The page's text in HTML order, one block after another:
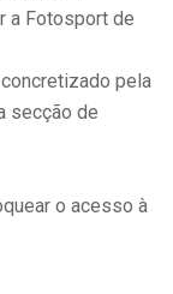
a Fotosport de
pela
secção de
o acesso à